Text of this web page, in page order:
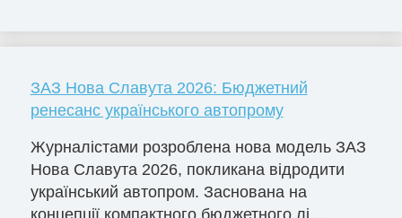
ЗАЗ Нова Славута 2026: Бюджетний
ренесанс українського автопрому
Журналістами розроблена нова модель ЗАЗ
Нова Славута 2026, покликана відродити
український автопром. Заснована на